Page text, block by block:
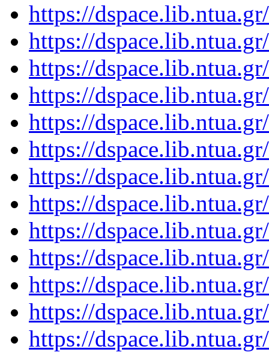
https://
https://
https://
https://
https://
https://
https://
https://
https://
https://
https://
https://
https://